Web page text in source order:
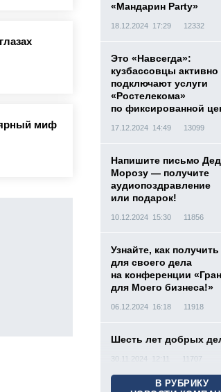
миф
«Мандарин Party»
18.12.2024 17:29 12332
Это «Навсегда»:
кузбассовцы активно
подключают услуги
«Ростелекома»
по фиксированной
17.12.2024 14:49 13099
Напишите письмо
Морозу — получите
аудиопоздравление
или подарок!
10.12.2024 15:30 11856
Узнайте, как получить
для своего дела
на конференции
для Моего бизнеса!»
06.12.2024 16:18 11918
Шесть лет добрых
30.11.2024 12:11 11707
В РУБРИКУ